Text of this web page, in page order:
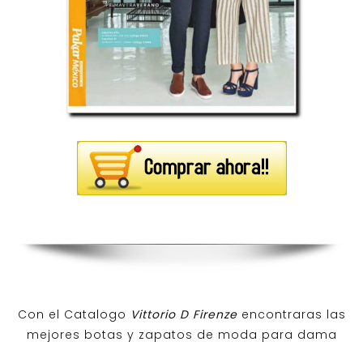
Con el Catalogo Vittorio D Firenzeencontraras las
mejores botas y zapatos de moda para dama